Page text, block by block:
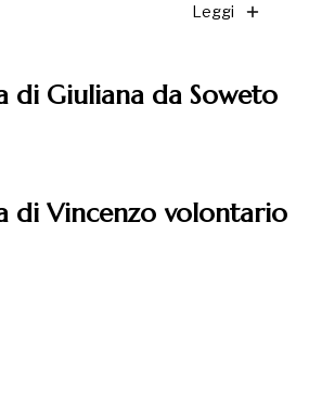
Leggi
di Giuliana da Soweto
di Vincenzo volontario